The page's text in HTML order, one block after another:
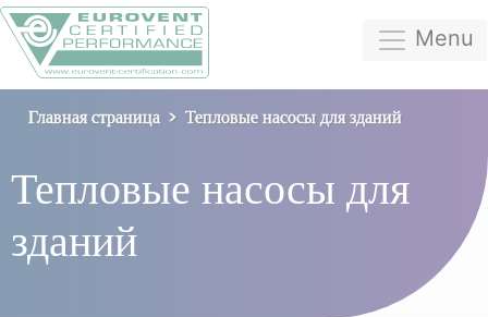
Menu
Главная страница Тепловые насосы для зданий
Тепловые насосы для
зданий